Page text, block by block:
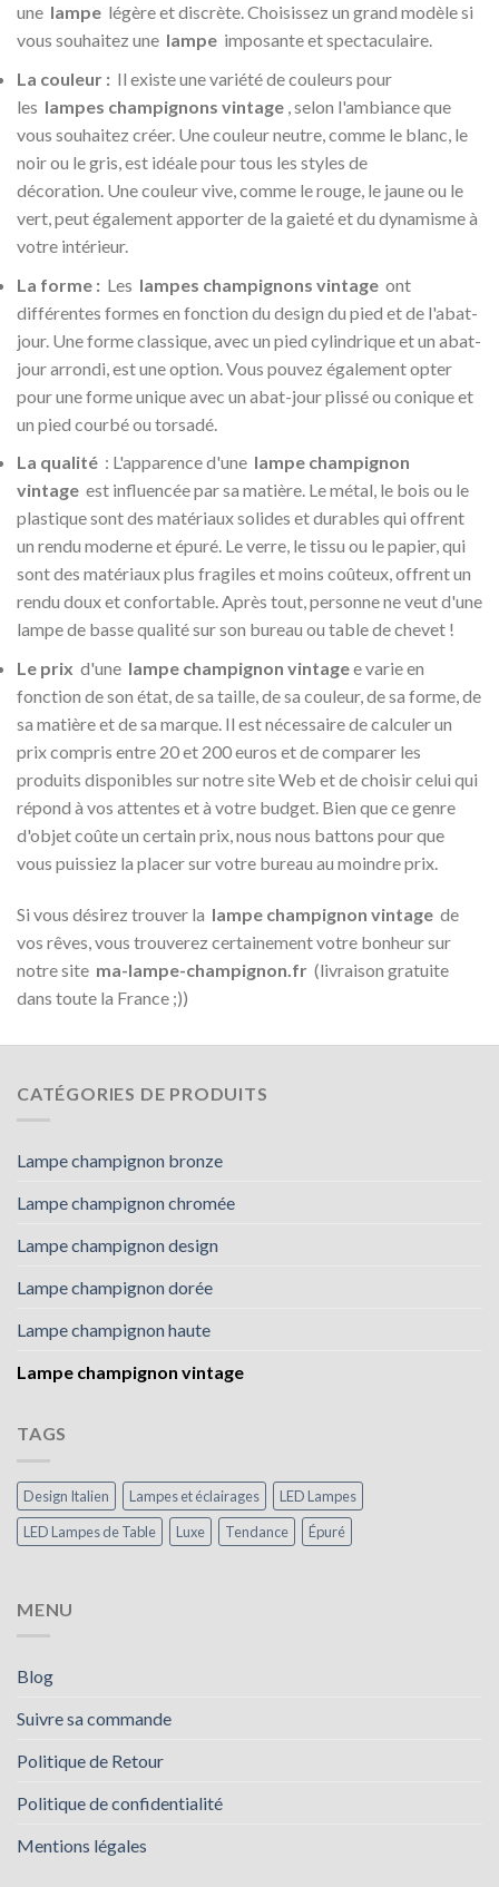
une lampe légère et discrète. Choisissez un grand modèle si
vous souhaitez une lampe imposante et spectaculaire.
La couleur : Il existe une variété de couleurs pour
les lampes champignons vintage , selon l'ambiance que
vous souhaitez créer. Une couleur neutre, comme le blanc, le
noir ou le gris, est idéale pour tous les styles de
décoration. Une couleur vive, comme le rouge, le jaune ou le
vert, peut également apporter de la gaieté et du dynamisme à
votre intérieur.
La forme : Les lampes champignons vintage ont
différentes formes en fonction du design du pied et de l'abat-
jour. Une forme classique, avec un pied cylindrique et un abat-
jour arrondi, est une option. Vous pouvez également opter
pour une forme unique avec un abat-jour plissé ou conique et
un pied courbé ou torsadé.
La qualité : L'apparence d'une lampe champignon
vintage est influencée par sa matière. Le métal, le bois ou le
plastique sont des matériaux solides et durables qui offrent
un rendu moderne et épuré. Le verre, le tissu ou le papier, qui
sont des matériaux plus fragiles et moins coûteux, offrent un
rendu doux et confortable. Après tout, personne ne veut d'une
lampe de basse qualité sur son bureau ou table de chevet !
Le prix d'une lampe champignon vintagee varie en
fonction de son état, de sa taille, de sa couleur, de sa forme, de
sa matière et de sa marque. Il est nécessaire de calculer un
prix compris entre 20 et 200 euros et de comparer les
produits disponibles sur notre site Web et de choisir celui qui
répond à vos attentes et à votre budget. Bien que ce genre
d'objet coûte un certain prix, nous nous battons pour que
vous puissiez la placer sur votre bureau au moindre prix.
Si vous désirez trouver la lampe champignon vintage de
vos rêves, vous trouverez certainement votre bonheur sur
notre site ma-lampe-champignon.fr (livraison gratuite
dans toute la France ;))
CATÉGORIES DE PRODUITS
Lampe champignon bronze
Lampe champignon chromée
Lampe champignon design
Lampe champignon dorée
Lampe champignon haute
Lampe champignon vintage
TAGS
Design Italien Lampes et éclairages
LED Lampes
LED Lampes de Table
Luxe Tendance Épuré
MENU
Blog
Suivre sa commande
Politique de Retour
Politique de confidentialité
Mentions légales